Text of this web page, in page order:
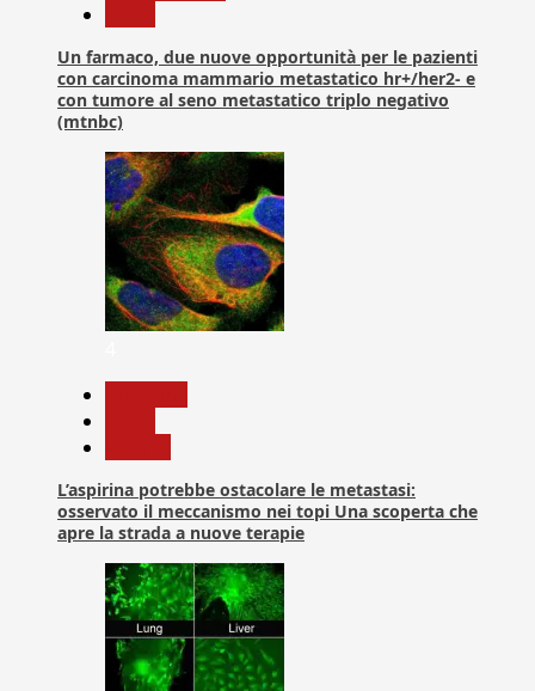
Un farmaco, due nuove opportunità per le pazienti
con carcinoma mammario metastatico hr+/her2- e
con tumore al seno metastatico triplo negativo
(mtnbc)
L’aspirina potrebbe ostacolare le metastasi:
osservato il meccanismo nei topi Una scoperta che
apre la strada a nuove terapie